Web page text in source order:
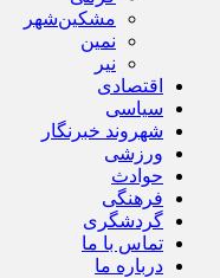
مشکین‌شهر
نمین
نیر
اقتصادی
سیاسی
شهروند خبرنگار
ورزشی
حوادث
فرهنگی
گردشگری
تماس با ما
درباره ما